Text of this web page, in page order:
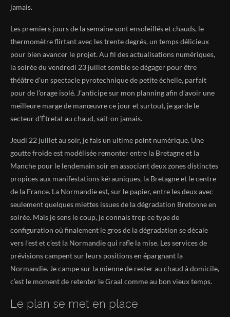
jamais.
Les premiers jours de la semaine sont ensoleillés et chauds, le
thermomètre flirtant avec les trente degrés, un temps délicieux
pour bien avancer le projet. Au fil des actualisations numériques,
la soirée du vendredi 23 juillet semble se dégager pour être
théâtre d’un spectacle pyrotechnique de petite échelle, parfait
pour de l’orage isolé. J’anticipe sur mon planning afin d’avoir une
meilleure marge de manœuvre ce jour et surtout, je garde le
secteur d’Étretat au chaud, sait-on jamais.
Jeudi 22 juillet au soir, je fais un ultime point numérique. Une
goutte froide est modélisée remonter entre la Bretagne et la
Manche pour le lendemain soir en associant deux zones distinctes
propices aux manifestations kérauniques, la Bretagne et le centre
de la France. La Normandie est, sur le papier, entre les deux avec
seulement quelques miettes issues de la dégradation Bretonne en
soirée. Mais je sens le coup, je connais trop ce type de
configuration où finalement le gros de la dégradation se décale
vers l’est et c’est la Normandie qui rafle la mise. Les services de
prévisions campent sur leurs positions en épargnant la
Normandie. Je campe sur la mienne de rester au chaud à domicile,
c’est le moment de retenter le Graal comme au bon vieux temps.
Le plan se met en place